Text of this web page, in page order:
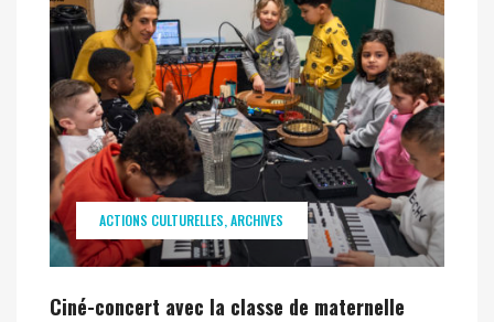
ACTIONS CULTURELLES ARCHIVES
Ciné-concert avec la classe de maternelle